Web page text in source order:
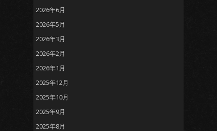
2026年6月
2026年5月
2026年3月
2026年2月
2026年1月
2025年12月
2025年10月
2025年9月
2025年8月